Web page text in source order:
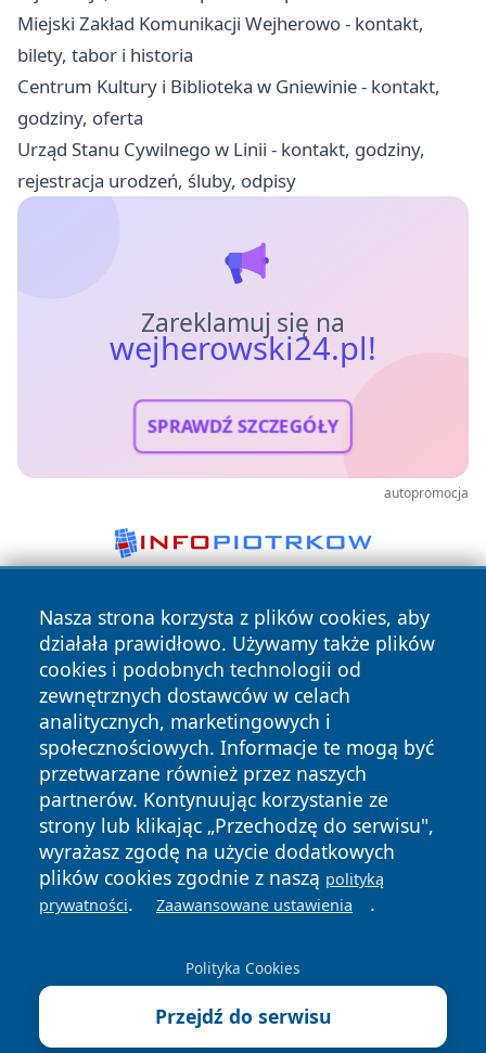
Miejski Zakład Komunikacji Wejherowo - kontakt,
bilety, tabor i historia
Centrum Kultury i Biblioteka w Gniewinie - kontakt,
godziny, oferta
Urząd Stanu Cywilnego w Linii - kontakt, godziny,
rejestracja urodzeń, śluby, odpisy
Zareklamuj się na
wejherowski24.pl!
SPRAWDŹ SZCZEGÓŁY
autopromocja
Nasza strona korzysta z plików cookies, aby
działała prawidłowo. Używamy także plików
cookies i podobnych technologii od
zewnętrznych dostawców w celach
analitycznych, marketingowych i
społecznościowych. Informacje te mogą być
przetwarzane również przez naszych
partnerów. Kontynuując korzystanie ze
strony lub klikając „Przechodzę do serwisu",
wyrażasz zgodę na użycie dodatkowych
plików cookies zgodnie z naszą polityką
prywatności. Zaawansowane ustawienia .
Polityka Cookies
Przejdź do serwisu
Copyright © 2026 wejherowski24.pl Wszystkie prawa
zastrzeżone.
News Autorzy
Polityka
Prywatności
Polityka
Cookies